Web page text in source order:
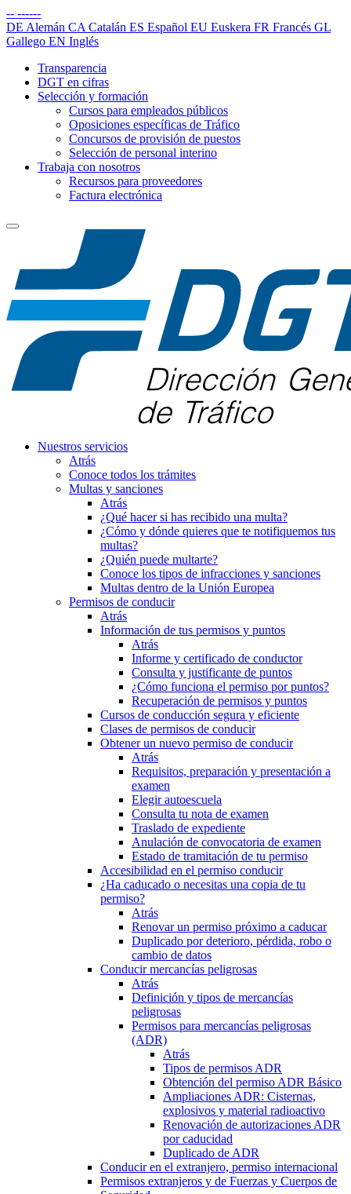
-- ------
DE Alemán CA Catalán ES Español EU Euskera FR Francés GL
Gallego EN Inglés
Transparencia
DGT en cifras
Selección y formación
Cursos para empleados públicos
Oposiciones específicas de Tráfico
Concursos de provisión de puestos
Selección de personal interino
Trabaja con nosotros
Recursos para proveedores
Factura electrónica
Nuestros servicios
Atrás
Conoce todos los trámites
Multas y sanciones
Atrás
¿Qué hacer si has recibido una multa?
¿Cómo y dónde quieres que te notifiquemos tus
multas?
¿Quién puede multarte?
Conoce los tipos de infracciones y sanciones
Multas dentro de la Unión Europea
Permisos de conducir
Atrás
Información de tus permisos y puntos
Atrás
Informe y certificado de conductor
Consulta y justificante de puntos
¿Cómo funciona el permiso por puntos?
Recuperación de permisos y puntos
Cursos de conducción segura y eficiente
Clases de permisos de conducir
Obtener un nuevo permiso de conducir
Atrás
Requisitos, preparación y presentación a
examen
Elegir autoescuela
Consulta tu nota de examen
Traslado de expediente
Anulación de convocatoria de examen
Estado de tramitación de tu permiso
Accesibilidad en el permiso conducir
¿Ha caducado o necesitas una copia de tu
permiso?
Atrás
Renovar un permiso próximo a caducar
Duplicado por deterioro, pérdida, robo o
cambio de datos
Conducir mercancías peligrosas
Atrás
Definición y tipos de mercancías
peligrosas
Permisos para mercancías peligrosas
(ADR)
Atrás
Tipos de permisos ADR
Obtención del permiso ADR Básico
Ampliaciones ADR: Cisternas,
explosivos y material radioactivo
Renovación de autorizaciones ADR
por caducidad
Duplicado de ADR
Conducir en el extranjero, permiso internacional
Permisos extranjeros y de Fuerzas y Cuerpos de